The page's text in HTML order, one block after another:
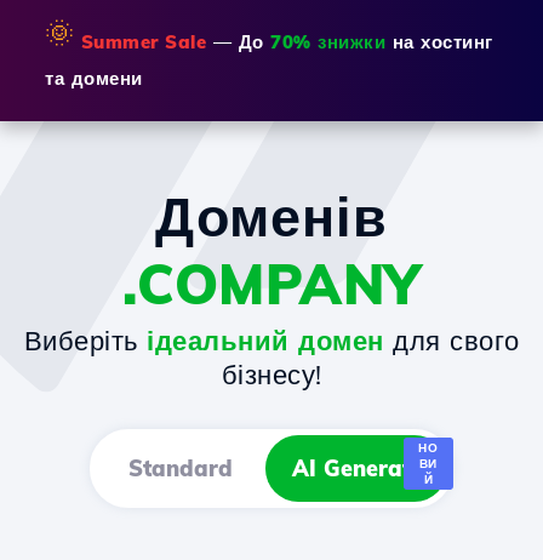
🌞 Summer Sale — До 70% знижки на хостинг
та домени
Доменів
.COMPANY
Виберіть ідеальний домен для свого
бізнесу!
Standard AI Generator
НО
ВИ
Й